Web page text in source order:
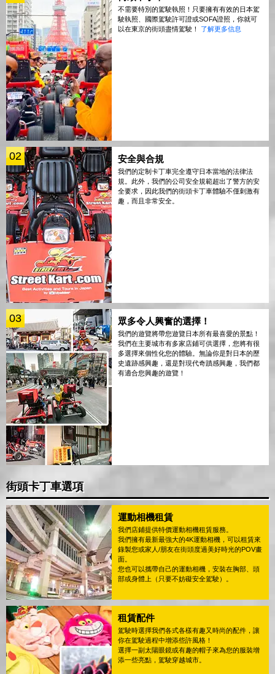
不需要特別的駕駛執照！只要擁有有效的日本駕
駛執照、國際駕駛許可證或SOFA證照，你就可
以在東京的街頭盡情駕駛！ 了解更多信息
02 安全與合規
我們的定制卡丁車完全遵守日本當地的法律法
規。此外，我們的公司安全規範超出了警方的安
全要求，因此我們的街頭卡丁車體驗不僅刺激有
趣，而且非常安全。
03 眾多令人興奮的選擇！
我們的遊覽將帶您遊覽日本所有最喜愛的景點！
我們在主要城市有多家店鋪可供選擇，您將有很
多選擇來個性化您的體驗。無論你是對日本的歷
史遺跡感興趣，還是對現代奇蹟感興趣，我們都
有適合您興趣的遊覽！
街頭卡丁車選項
運動相機租賃
我們店鋪提供特價運動相機租賃服務。
我們擁有最新最強大的4K運動相機，可以租賃來
錄製您或家人/朋友在街頭度過美好時光的POV畫
面。
您也可以攜帶自己的運動相機，安裝在胸部、頭
部或身體上（只要不妨礙安全駕駛）。
租賃配件
駕駛時選擇我們各式各樣有趣又時尚的配件，讓
你在駕駛過程中增添些許風格！
選擇一副太陽眼鏡或有趣的帽子來為您的服裝增
添一些亮點，駕駛穿越城市。